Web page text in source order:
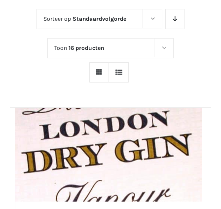
Sorteer op Standaardvolgorde
Toon16 producten